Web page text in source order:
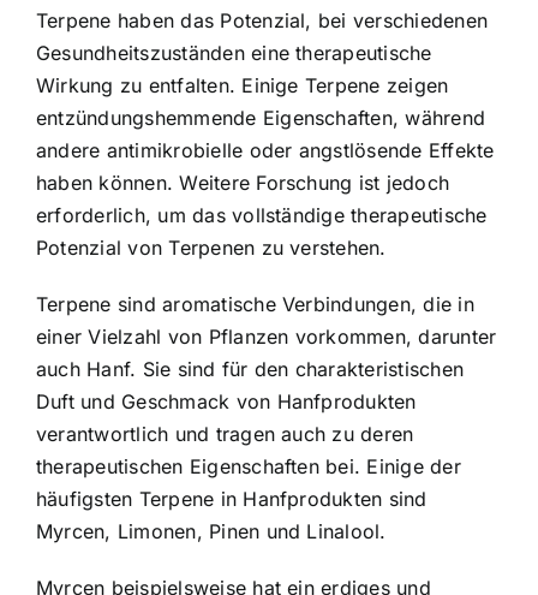
Terpene haben das Potenzial, bei verschiedenen
Gesundheitszuständen eine therapeutische
Wirkung zu entfalten. Einige Terpene zeigen
entzündungshemmende Eigenschaften, während
andere antimikrobielle oder angstlösende Effekte
haben können. Weitere Forschung ist jedoch
erforderlich, um das vollständige therapeutische
Potenzial von Terpenen zu verstehen.
Terpene sind aromatische Verbindungen, die in
einer Vielzahl von Pflanzen vorkommen, darunter
auch Hanf. Sie sind für den charakteristischen
Duft und Geschmack von Hanfprodukten
verantwortlich und tragen auch zu deren
therapeutischen Eigenschaften bei. Einige der
häufigsten Terpene in Hanfprodukten sind
Myrcen, Limonen, Pinen und Linalool.
Myrcen beispielsweise hat ein erdiges und